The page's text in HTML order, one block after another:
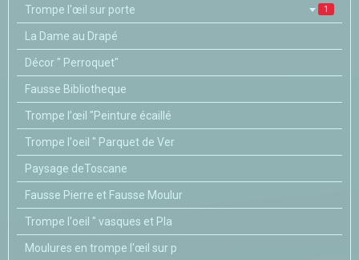
Trompe l'œil sur porte 1
La Dame au Drapé
Décor " Perroquet"
Fausse Bibliotheque
Trompe l’œil "Peinture écaillé
Trompe l'oeil " Parquet de Ver
Paysage deToscane
Fausse Pierre et Fausse Moulur
Trompe l'oeil " vasques et Pla
Moulures en trompe l'œil sur p